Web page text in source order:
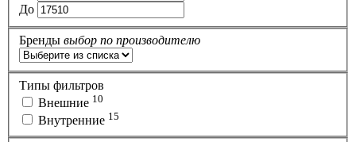
До
Бренды выбор по производителю
Типы фильтров
Внешние 10
Внутренние 15